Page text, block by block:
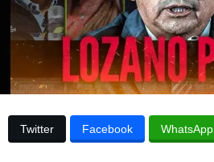
p
b
l
i
Twitter Facebook WhatsApp